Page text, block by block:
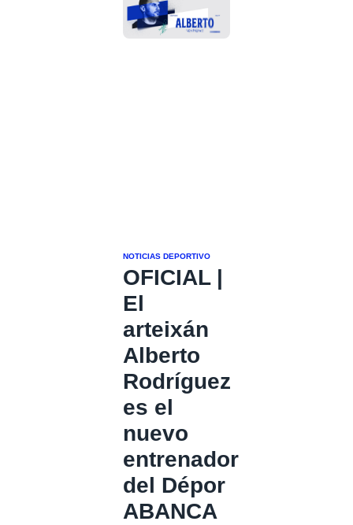
NOTICIAS DEPORTIVO
OFICIAL |
El
arteixán
Alberto
Rodríguez
es el
nuevo
entrenador
del Dépor
ABANCA